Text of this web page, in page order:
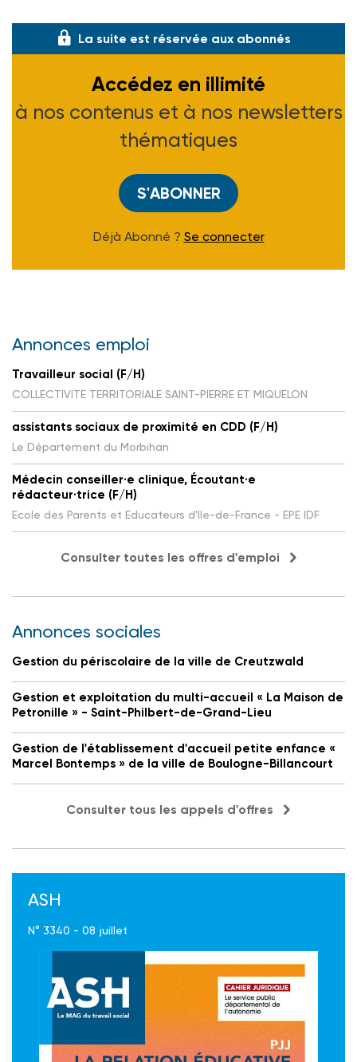
La suite est réservée aux abonnés
Accédez en illimité
à nos contenus et à nos newsletters
thématiques
S'ABONNER
Déjà Abonné ? Se connecter
Annonces emploi
Travailleur social (F/H)
COLLECTIVITE TERRITORIALE SAINT-PIERRE ET MIQUELON
assistants sociaux de proximité en CDD (F/H)
Le Département du Morbihan
Médecin conseiller·e clinique, Écoutant·e
rédacteur·trice (F/H)
Ecole des Parents et Educateurs d'Ile-de-France - EPE IDF
Consulter toutes les offres d'emploi
Annonces sociales
Gestion du périscolaire de la ville de Creutzwald
Gestion et exploitation du multi-accueil « La Maison de
Petronille » - Saint-Philbert-de-Grand-Lieu
Gestion de l'établissement d'accueil petite enfance «
Marcel Bontemps » de la ville de Boulogne-Billancourt
Consulter tous les appels d'offres
ASH
N° 3340 - 08 juillet